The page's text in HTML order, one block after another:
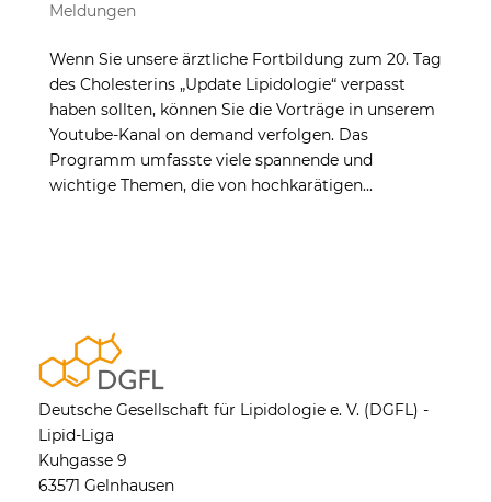
Meldungen
Wenn Sie unsere ärztliche Fortbildung zum 20. Tag
des Cholesterins „Update Lipidologie“ verpasst
haben sollten, können Sie die Vorträge in unserem
Youtube-Kanal on demand verfolgen. Das
Programm umfasste viele spannende und
wichtige Themen, die von hochkarätigen...
Deutsche Gesellschaft für Lipidologie e. V. (DGFL) -
Lipid-Liga
Kuhgasse 9
63571 Gelnhausen